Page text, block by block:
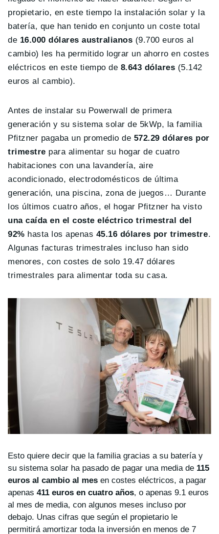
propietario, en este tiempo la instalación solar y la
batería, que han tenido en conjunto un coste total
de 16.000 dólares australianos (9.700 euros al
cambio) les ha permitido lograr un ahorro en costes
eléctricos en este tiempo de 8.643 dólares (5.142
euros al cambio).
Antes de instalar su Powerwall de primera
generación y su sistema solar de 5kWp, la familia
Pfitzner pagaba un promedio de 572.29 dólares por
trimestre para alimentar su hogar de cuatro
habitaciones con una lavandería, aire
acondicionado, electrodomésticos de última
generación, una piscina, zona de juegos… Durante
los últimos cuatro años, el hogar Pfitzner ha visto
una caída en el coste eléctrico trimestral del
92% hasta los apenas 45.16 dólares por trimestre.
Algunas facturas trimestrales incluso han sido
menores, con costes de solo 19.47 dólares
trimestrales para alimentar toda su casa.
Esto quiere decir que la familia gracias a su batería y
su sistema solar ha pasado de pagar una media de 115
euros al cambio al mes en costes eléctricos, a pagar
apenas 411 euros en cuatro años, o apenas 9.1 euros
al mes de media, con algunos meses incluso por
debajo. Unas cifras que según el propietario le
permitirá amortizar toda la inversión en menos de 7